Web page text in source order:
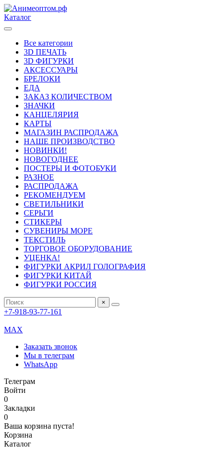
Каталог
Все категории
3D ПЕЧАТЬ
3D ФИГУРКИ
АКСЕССУАРЫ
БРЕЛОКИ
ЕДА
ЗАКАЗ КОЛИЧЕСТВОМ
ЗНАЧКИ
КАНЦЕЛЯРИЯ
КАРТЫ
МАГАЗИН РАСПРОДАЖА
НАШЕ ПРОИЗВОДСТВО
НОВИНКИ!
НОВОГОДНЕЕ
ПОСТЕРЫ И ФОТОБУКИ
РАЗНОЕ
РАСПРОДАЖА
РЕКОМЕНДУЕМ
СВЕТИЛЬНИКИ
СЕРЬГИ
СТИКЕРЫ
СУВЕНИРЫ МОРЕ
ТЕКСТИЛЬ
ТОРГОВОЕ ОБОРУДОВАНИЕ
УЦЕНКА!
ФИГУРКИ АКРИЛ ГОЛОГРАФИЯ
ФИГУРКИ КИТАЙ
ФИГУРКИ РОССИЯ
×
+7-918-93-77-161
MAX
Заказать звонок
Мы в телеграм
WhatsApp
Телеграм
Войти
0
Закладки
0
Ваша корзина пуста!
Корзина
Каталог